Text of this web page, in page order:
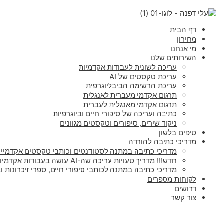
דף הבית
מחירון
מי אנחנו
השירותים שלנו
עריכה לשונית לעבודות אקדמיות
עריכת טקסטים של AI
עריכת הרשימה הביבליוגרפית
תרגום אקדמי מעברית לאנגלית
תרגום אקדמי מאנגלית לעברית
כתיבה ועריכה של סיפורי חיים וביוגרפיות
ניקוד שירים, סיפורים וטקסטים מגוונים
טיפים בלשון
מדריכי כתיבה להורדה
מדריכי כתיבה במתנה לסטודנטים וכותבי טקסטים
חדש!!! מדריך טעויות עריכה שה-AI עושה בעבודות אקדמיות
מדריכי כתיבה במתנה לכותבי סיפורי חיים, ספרי זיכרונות
לקוחות מספרים
דרושים
צור קשר